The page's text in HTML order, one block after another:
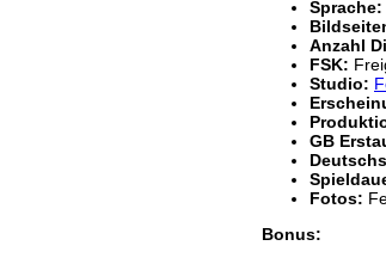
Sprache:
Anzahl
FSK:
Studio:
GB
Fotos:
Bonus: